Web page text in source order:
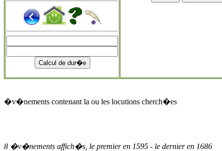
�v�nements contenant la ou les locutions cherch�es
8 �v�nements affich�s, le premier en 1595 - le dernier en 1686